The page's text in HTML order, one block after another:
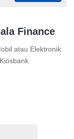
Finance
atau Elektronik.